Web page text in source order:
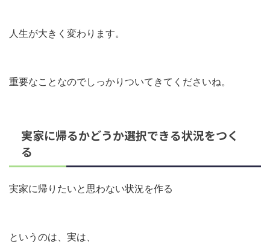
人生が大きく変わります。
重要なことなのでしっかりついてきてくださいね。
実家に帰るかどうか選択できる状況をつく
る
実家に帰りたいと思わない状況を作る
というのは、実は、